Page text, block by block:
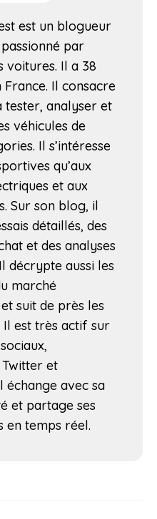
est un blogueur
par
voitures. Il a 38
France. Il consacre
tester, analyser et
véhicules de
Il s’intéresse
qu’aux
et aux
Sur son blog, il
détaillés, des
et des analyses
décrypte aussi les
marché
suit de près les
Il est très actif sur
et
échange avec sa
et partage ses
en temps réel.